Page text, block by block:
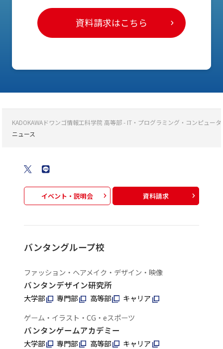
資料請求はこちら
KADOKAWAドワンゴ情報工科学院 高等部 - IT・プログラミング・コンピュー
ニュース
イベント・説明会 資料請求
バンタングループ校
ファッション・ヘアメイク・デザイン・映像
バンタンデザイン研究所
大学部 専門部 高等部
キャリア
ゲーム・イラスト・CG・eスポーツ
バンタンゲームアカデミー
大学部 専門部 高等部
キャリア